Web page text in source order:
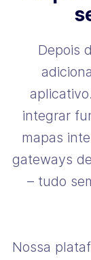
Depois
integrar
mapas
gateways
– tudo
Nossa